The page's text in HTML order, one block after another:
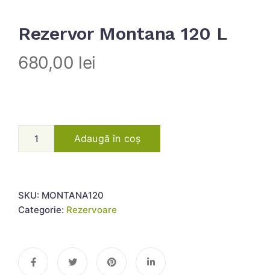
Rezervor Montana 120 L
680,00 lei
Adaugă în coș
SKU: MONTANA120
Categorie: Rezervoare